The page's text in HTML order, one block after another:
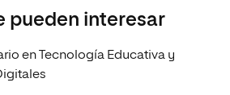
pueden interesar
en Tecnología Educativa y